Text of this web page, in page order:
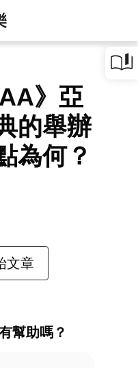
》亞
的舉辦
為何？
文章
幫助嗎？